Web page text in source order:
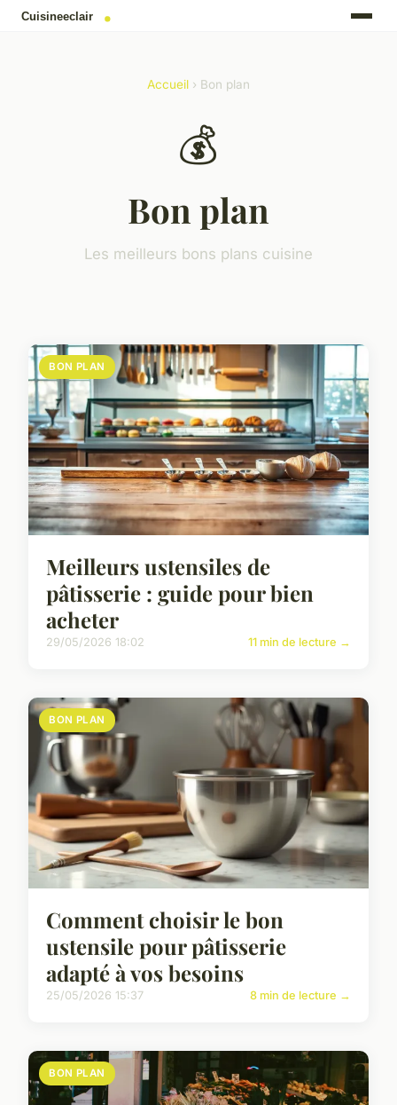
Accueil › Bon plan
💰
Bon plan
Les meilleurs bons plans cuisine
BON PLAN
Meilleurs ustensiles de
pâtisserie : guide pour bien
acheter
29/05/2026 18:02 11 min de lecture →
BON PLAN
Comment choisir le bon
ustensile pour pâtisserie
adapté à vos besoins
25/05/2026 15:37 8 min de lecture →
BON PLAN